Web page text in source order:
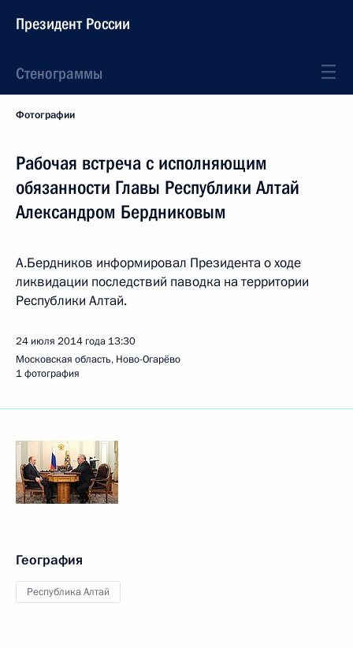
Президент России
Стенограммы
Фотографии
Рабочая встреча с исполняющим
обязанности Главы Республики Алтай
Александром Бердниковым
А.Бердников информировал Президента о ходе
ликвидации последствий паводка на территории
Республики Алтай.
24 июля 2014 года 13:30
Московская область, Ново-Огарёво
1 фотография
География
Республика Алтай